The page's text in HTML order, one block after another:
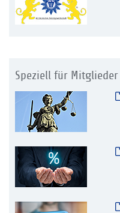
Speziell für Mitglieder